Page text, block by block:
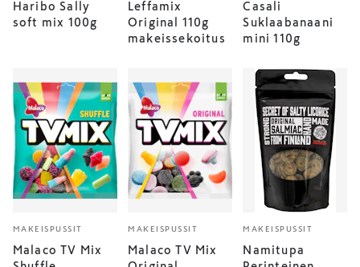
Haribo Sally
soft mix 100g
Leffamix
Original 110g
makeissekoitus
Casali
Suklaabanaani
mini 110g
MAKEISPUSSIT
Malaco TV Mix
MAKEISPUSSIT
Malaco TV Mix
MAKEISPUSSIT
Namitupa